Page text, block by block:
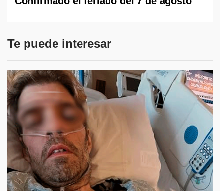
Te puede interesar